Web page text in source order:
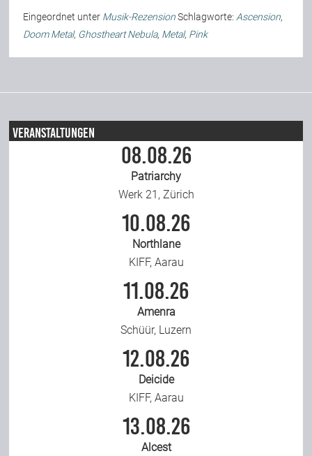
Support Us
Playlisten
Eingeordnet unter Musik-Rezension Schlagworte: Ascension,
Doom Metal, Ghostheart Nebula, Metal, Pink
Veranstaltungen
08.08.26
Patriarchy
Werk 21, Zürich
10.08.26
Northlane
KIFF, Aarau
11.08.26
Amenra
Schüür, Luzern
12.08.26
Deicide
KIFF, Aarau
13.08.26
Alcest